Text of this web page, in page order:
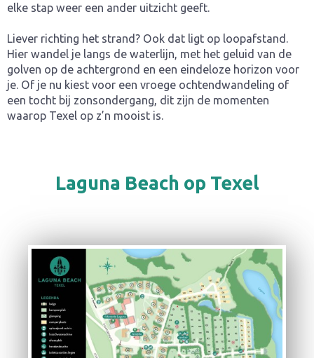
elke stap weer een ander uitzicht geeft.
Liever richting het strand? Ook dat ligt op loopafstand.
Hier wandel je langs de waterlijn, met het geluid van de
golven op de achtergrond en een eindeloze horizon voor
je. Of je nu kiest voor een vroege ochtendwandeling of
een tocht bij zonsondergang, dit zijn de momenten
waarop Texel op z’n mooist is.
Laguna Beach op Texel